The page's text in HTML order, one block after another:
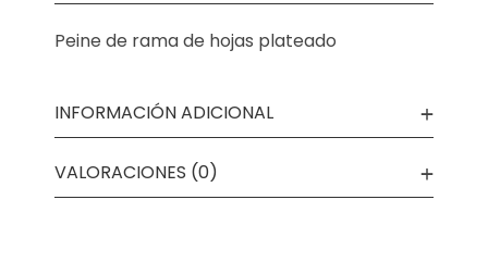
Peine de rama de hojas plateado
INFORMACIÓN ADICIONAL
VALORACIONES (0)